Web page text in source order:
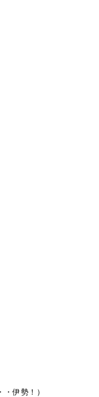
伊勢！）